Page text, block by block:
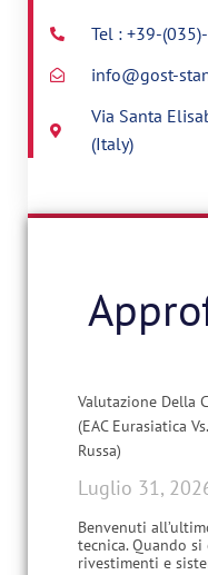
Tel : +39-
info@gost-
Via Santa
(Italy)
Valutazione Della
(EAC Eurasiatica
Russa)
Luglio 31,
Benvenuti
tecnica. Quando
rivestimenti e